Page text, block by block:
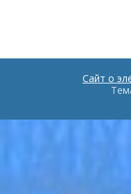
Сайт о